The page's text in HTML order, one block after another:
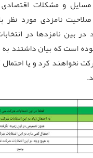
و مشکلات
نامزدی مورد نظر
در بین نامزدها در
است که بیان داشتند
نخواهند کرد و یا